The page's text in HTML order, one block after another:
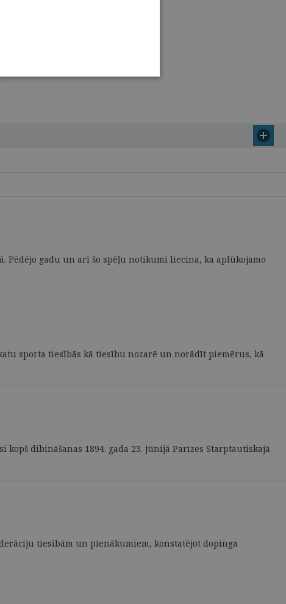
Pēdējo gadu un arī šo spēļu notikumi liecina, ka aplūkojamo
sporta tiesībās kā tiesību nozarē un norādīt piemērus, kā
dibināšanas 1894. gada 23. jūnijā Parīzes Starptautiskajā
tiesībām un pienākumiem, konstatējot dopinga